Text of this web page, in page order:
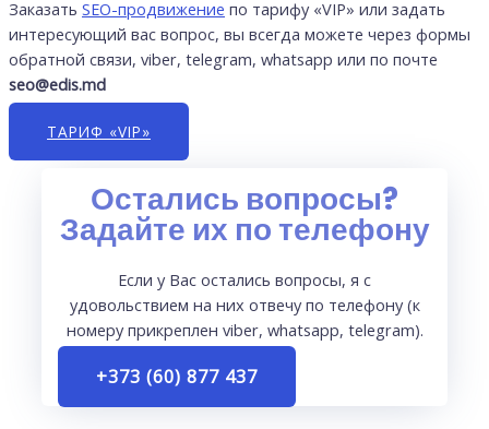
Заказать SEO-продвижение по тарифу «VIP» или задать
интересующий вас вопрос, вы всегда можете через формы
обратной связи, viber, telegram, whatsapp или по почте
seo@edis.md
ТАРИФ «VIP»
Остались вопросы?
Задайте их по телефону
Если у Вас остались вопросы, я с
удовольствием на них отвечу по телефону (к
номеру прикреплен viber, whatsapp, telegram).
+373 (60) 877 437